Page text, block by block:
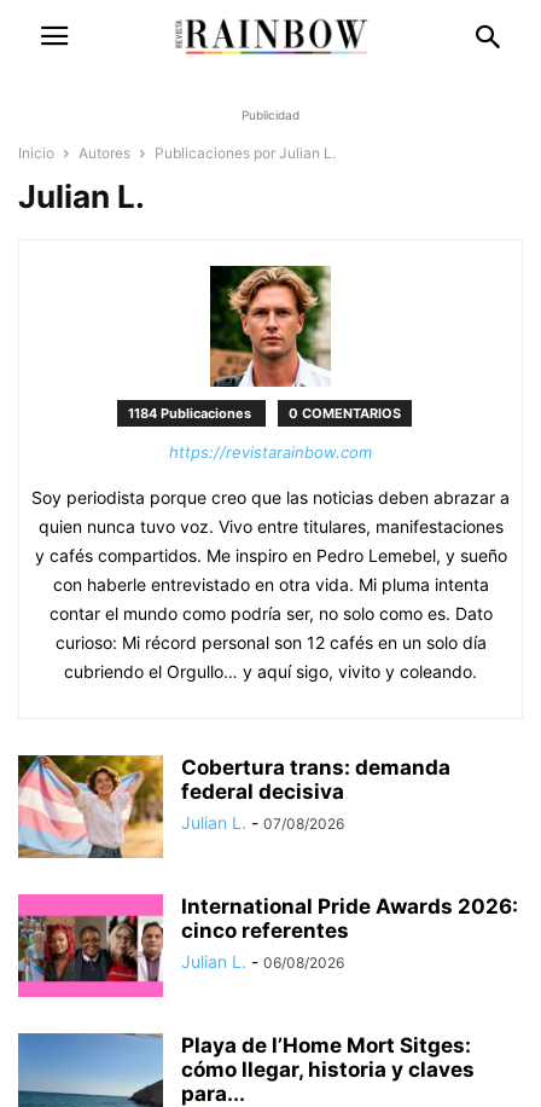
Publicidad
Inicio Autores Publicaciones por Julian L.
Julian L.
1184 Publicaciones 0 COMENTARIOS
https://revistarainbow.com
Soy periodista porque creo que las noticias deben abrazar a
quien nunca tuvo voz. Vivo entre titulares, manifestaciones
y cafés compartidos. Me inspiro en Pedro Lemebel, y sueño
con haberle entrevistado en otra vida. Mi pluma intenta
contar el mundo como podría ser, no solo como es. Dato
curioso: Mi récord personal son 12 cafés en un solo día
cubriendo el Orgullo… y aquí sigo, vivito y coleando.
Cobertura trans: demanda
federal decisiva
Julian L. - 07/08/2026
International Pride Awards 2026:
cinco referentes
Julian L. - 06/08/2026
Playa de l’Home Mort Sitges:
cómo llegar, historia y claves
para...